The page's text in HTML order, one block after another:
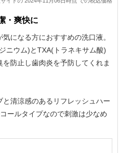
・爽快に
になる方におすすめの洗口液。
ニウム)とTXA(トラネキサム酸)
防止し歯肉炎を予防してくれま
清涼感のあるリフレッシュハー
ールタイプなので刺激は少なめ